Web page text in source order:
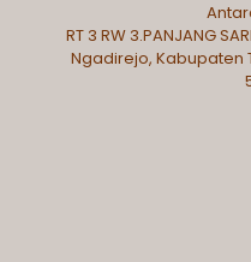
RT 3 RW 3.PANJANG
Ngadirejo, Kabupaten